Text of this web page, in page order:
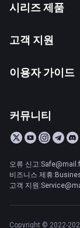
시리즈 제품
고객 지원
이용자 가이드
커뮤니티
오류 신고
비즈니스 제휴
고객 지원
Copyright © 2022-